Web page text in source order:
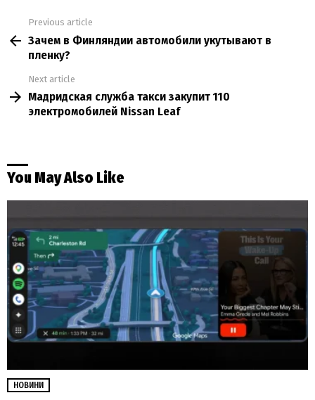
more
Previous article
Зачем в Финляндии автомобили укутывают в
пленку?
Next article
Мадридская служба такси закупит 110
электромобилей Nissan Leaf
You May Also Like
НОВИНИ